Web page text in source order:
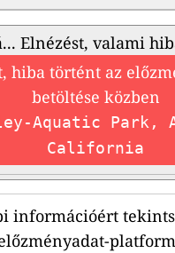
Elnézést, valami
hiba történt az
betöltése közben
Aquatic Park,
California
információért